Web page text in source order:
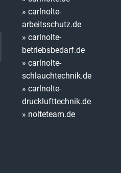
» carlnolte-
arbeitsschutz.de
» carlnolte-
betriebsbedarf.de
» carlnolte-
schlauchtechnik.de
» carlnolte-
drucklufttechnik.de
» nolteteam.de